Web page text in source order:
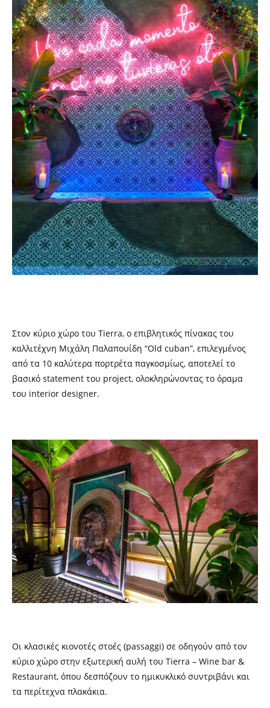
Στον κύριο χώρο του Tierra, ο επιβλητικός πίνακας του
καλλιτέχνη Μιχάλη Παλαπουίδη “Old cuban”, επιλεγμένος
από τα 10 καλύτερα πορτρέτα παγκοσμίως, αποτελεί το
βασικό statement του project, ολοκληρώνοντας το όραμα
του interior designer.
Οι κλασικές κιονοτές στοές (passaggi) σε οδηγούν από τον
κύριο χώρο στην εξωτερική αυλή του Tierra – Wine bar &
Restaurant, όπου δεσπόζουν το ημικυκλικό συντριβάνι και
τα περίτεχνα πλακάκια.